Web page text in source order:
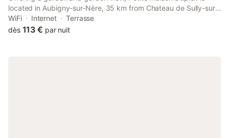
located in Aubigny-sur-Nère, 35 km from Chateau de Sully-sur-
Loire and 45 km from Bourges Station. This property offers
access to a terrace, free private parking and free WiFi.
WiFi Internet
Terrasse
dès 113 € par nuit